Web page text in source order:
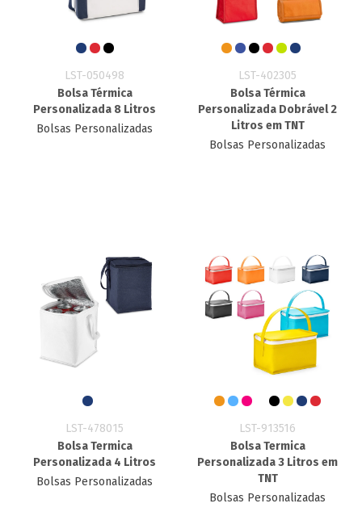
LST-050498
Bolsa Térmica
Personalizada 8 Litros
Bolsas Personalizadas
LST-402305
Bolsa Térmica
Personalizada Dobrável 2
Litros em TNT
Bolsas Personalizadas
LST-478015
Bolsa Termica
Personalizada 4 Litros
Bolsas Personalizadas
LST-913516
Bolsa Termica
Personalizada 3 Litros em
TNT
Bolsas Personalizadas